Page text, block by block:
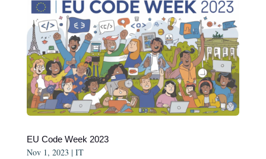
EU Code Week 2023
Nov 1, 2023 | IT